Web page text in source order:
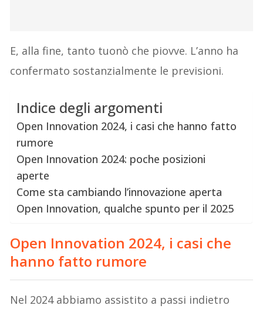
E, alla fine, tanto tuonò che piovve. L’anno ha
confermato sostanzialmente le previsioni.
Indice degli argomenti
Open Innovation 2024, i casi che hanno fatto
rumore
Open Innovation 2024: poche posizioni
aperte
Come sta cambiando l’innovazione aperta
Open Innovation, qualche spunto per il 2025
Open Innovation 2024, i casi che
hanno fatto rumore
Nel 2024 abbiamo assistito a passi indietro